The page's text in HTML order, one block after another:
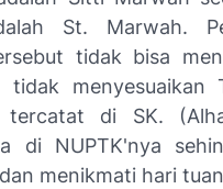
St. Marwah.
tidak bisa
tidak menyesuaikan
di SK.
di NUPTK'nya
menikmati hari